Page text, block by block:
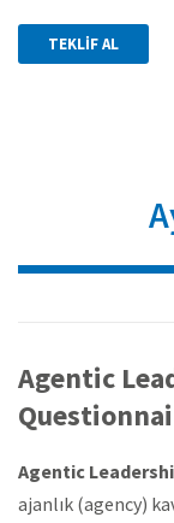
TEKLIF AL
Agentic
Agentic
ajanlık (agency)